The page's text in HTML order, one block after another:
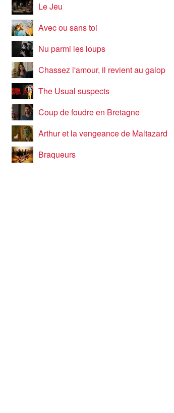
Le Jeu
Avec ou sans toi
Nu parmi les loups
Chassez l'amour, il revient au galop
The Usual suspects
Coup de foudre en Bretagne
Arthur et la vengeance de Maltazard
Braqueurs